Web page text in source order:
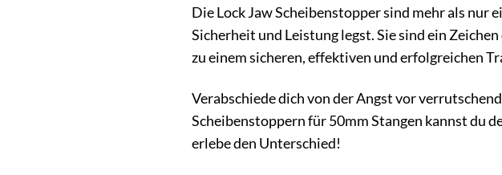
Die Lock Jaw Scheibenstopper sind mehr als nur
Sicherheit und Leistung legst. Sie sind ein
zu einem sicheren, effektiven und erfolgreichen
Verabschiede dich von der Angst vor
Scheibenstoppern für 50mm Stangen kannst du
erlebe den Unterschied!